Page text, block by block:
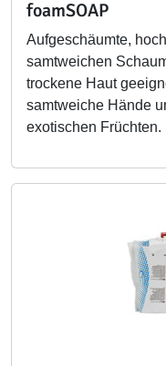
foamSOAP
Aufgeschäumte,
samtweichen
trockene Haut
samtweiche Hände
exotischen